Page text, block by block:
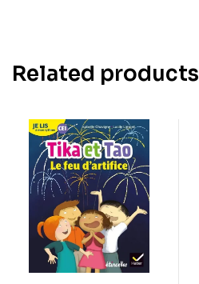
Related products